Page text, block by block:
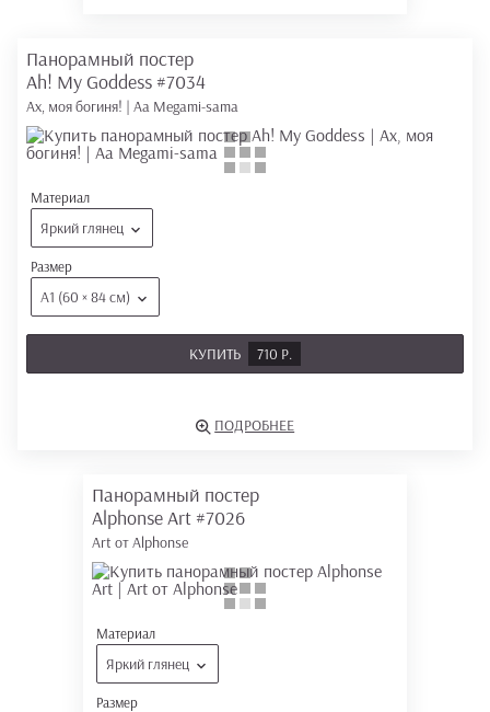
Панорамный постер
Ah! My Goddess #7034
Ах, моя богиня! | Aa Megami-sama
Материал
Яркий глянец
Размер
А1 (60 × 84 см)
КУПИТЬ 710 Р.
ПОДРОБНЕЕ
Панорамный постер
Alphonse Art #7026
Art от Alphonse
Материал
Яркий глянец
Размер